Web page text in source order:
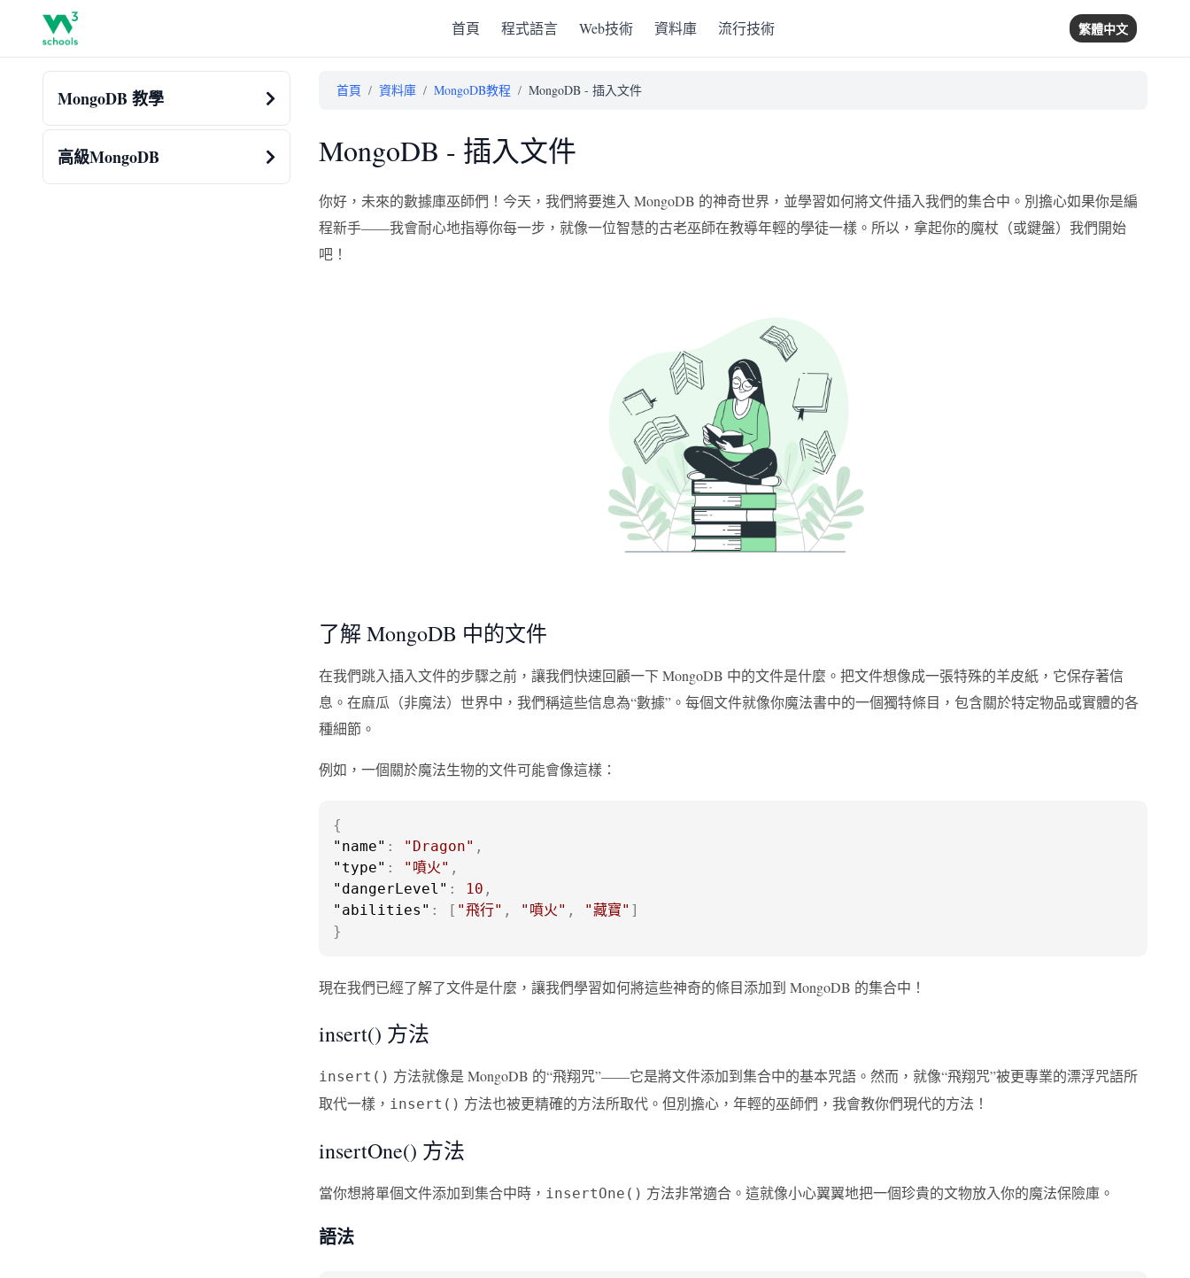
首頁 程式語言 Web技術 資料庫 流行技術 繁體中文
MongoDB 教學
高級MongoDB
首頁 / 資料庫 / MongoDB教程 / MongoDB - 插入文件
MongoDB - 插入文件
你好，未來的數據庫巫師們！今天，我們將要進入 MongoDB 的神奇世界，並學習如何將文件插入我們的集合中。別擔心如果你是編
程新手——我會耐心地指導你每一步，就像一位智慧的古老巫師在教導年輕的學徒一樣。所以，拿起你的魔杖（或鍵盤）我們開始
吧！
了解 MongoDB 中的文件
在我們跳入插入文件的步驟之前，讓我們快速回顧一下 MongoDB 中的文件是什麼。把文件想像成一張特殊的羊皮紙，它保存著信
息。在麻瓜（非魔法）世界中，我們稱這些信息為“數據”。每個文件就像你魔法書中的一個獨特條目，包含關於特定物品或實體的各
種細節。
例如，一個關於魔法生物的文件可能會像這樣：
{
"name" : "Dragon" ,
"type" : "噴火" ,
"dangerLevel" : 10 ,
"abilities" : [ "飛行" , "噴火" , "藏寶" ]
}
現在我們已經了解了文件是什麼，讓我們學習如何將這些神奇的條目添加到 MongoDB 的集合中！
insert() 方法
insert() 方法就像是 MongoDB 的“飛翔咒”——它是將文件添加到集合中的基本咒語。然而，就像“飛翔咒”被更專業的漂浮咒語所
取代一樣， insert() 方法也被更精確的方法所取代。但別擔心，年輕的巫師們，我會教你們現代的方法！
insertOne() 方法
當你想將單個文件添加到集合中時， insertOne() 方法非常適合。這就像小心翼翼地把一個珍貴的文物放入你的魔法保險庫。
語法